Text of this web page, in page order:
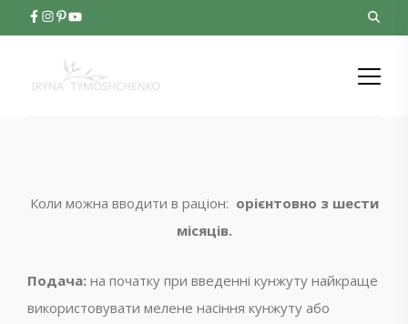
Коли можна вводити в раціон: орієнтовно з шести
місяців.
Подача: на початку при введенні кунжуту найкраще
використовувати мелене насіння кунжуту або